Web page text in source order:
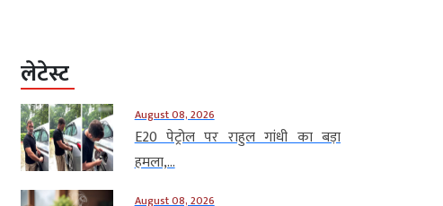
लेटेस्ट
August 08, 2026
E20 पेट्रोल पर राहुल गांधी का बड़ा
हमला,...
August 08, 2026